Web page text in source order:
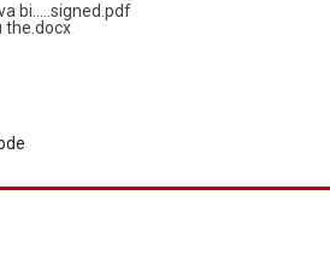
bi.....signed.pdf
the.docx